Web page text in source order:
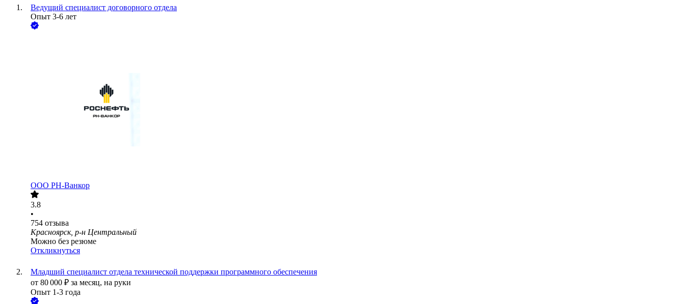
Ведущий специалист договорного отдела
Опыт 3-6 лет
ООО РН-Ванкор
3.8
•
754 отзыва
Красноярск, р-н Центральный
Можно без резюме
Откликнуться
Младший специалист отдела технической поддержки программного обеспечения
от 80 000 ₽ за месяц, на руки
Опыт 1-3 года